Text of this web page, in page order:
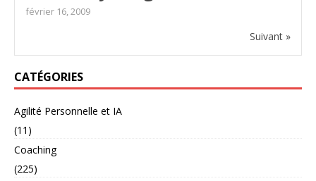
février 16, 2009
Suivant »
CATÉGORIES
Agilité Personnelle et IA
(11)
Coaching
(225)